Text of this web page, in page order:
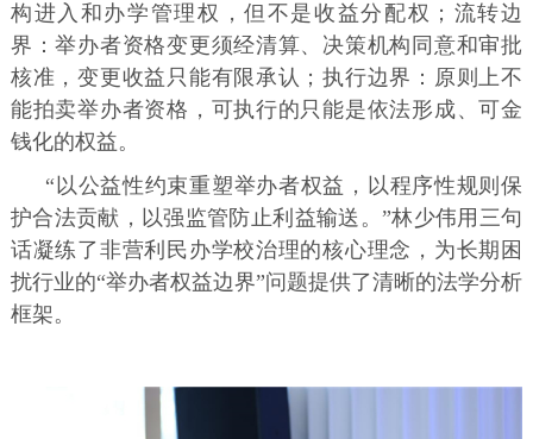
构进入和办学管理权，但不是收益分配权；流转边
界：举办者资格变更须经清算、决策机构同意和审批
核准，变更收益只能有限承认；执行边界：原则上不
能拍卖举办者资格，可执行的只能是依法形成、可金
钱化的权益。
“以公益性约束重塑举办者权益，以程序性规则保
护合法贡献，以强监管防止利益输送。”林少伟用三句
话凝练了非营利民办学校治理的核心理念，为长期困
扰行业的“举办者权益边界”问题提供了清晰的法学分析
框架。